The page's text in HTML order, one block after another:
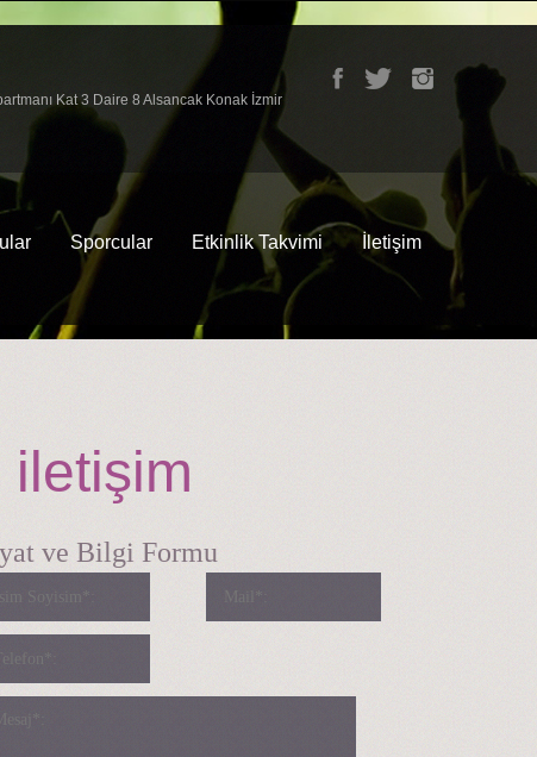
Kat 3 Daire 8 Alsancak Konak İzmir
Sporcular Etkinlik Takvimi İletişim
ve Bilgi Formu